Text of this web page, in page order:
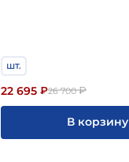
шт.
22 695 ₽26 700₽
В корзину